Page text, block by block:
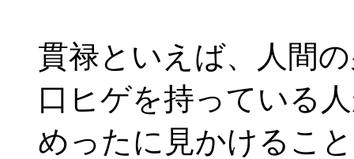
貫禄といえば、人間
口ヒゲを持っている
めったに見かけるこ